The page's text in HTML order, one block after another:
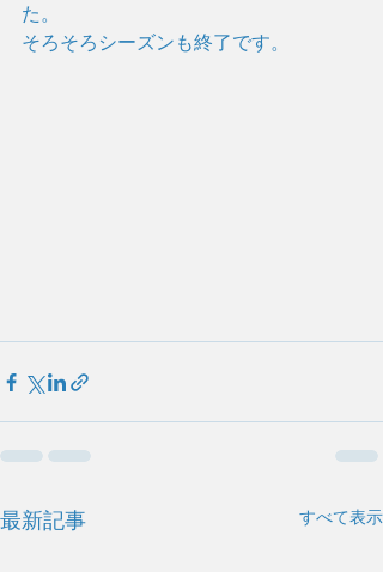
た。
そろそろシーズンも終了です。
最新記事 すべて表示